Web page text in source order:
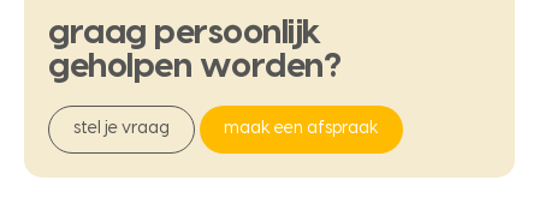
graag persoonlijk
geholpen worden?
stel je vraag maak een afspraak